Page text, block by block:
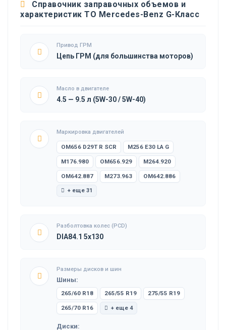
Справочник заправочных объемов и
характеристик ТО Mercedes-Benz G-Класс
Привод ГРМ
Цепь ГРМ (для большинства моторов)
Масло в двигателе
4.5 — 9.5 л (5W-30 / 5W-40)
Маркировка двигателей
OM656 D29T R SCR M256 E30 LA G
M176.980 OM656.929 M264.920
OM642.887 M273.963 OM642.886
+ еще 31
Разболтовка колес (PCD)
DIA84.1 5x130
Размеры дисков и шин
Шины:
265/60 R18 265/55 R19 275/55 R19
265/70 R16 + еще 4
Диски: